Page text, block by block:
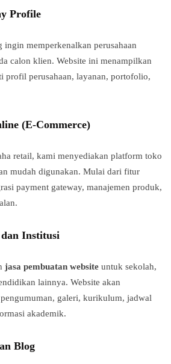
Profile
memperkenalkan perusahaan
calon klien. Website ini menampilkan
profil perusahaan, layanan, portofolio,
(E-Commerce)
retail, kami menyediakan platform toko
mudah digunakan. Mulai dari fitur
payment gateway, manajemen produk,
dan Institusi
jasa pembuatan website untuk sekolah,
lainnya. Website akan
galeri, kurikulum, jadwal
akademik.
Blog